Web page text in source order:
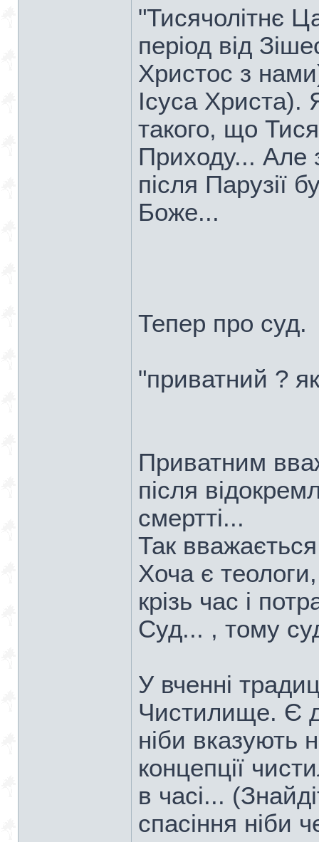
"Тисячолітнє
період від
Христос з
Ісуса Христа).
такого, що
Приходу... Але
після Парузії
Боже...
Тепер про суд.
"приватний ?
Приватним
після
смертті...
Так вважається
Хоча є
крізь час і
Суд... , тому
У вченні
Чистилище. Є
ніби вказують
концепції
в часі...
спасіння ніби